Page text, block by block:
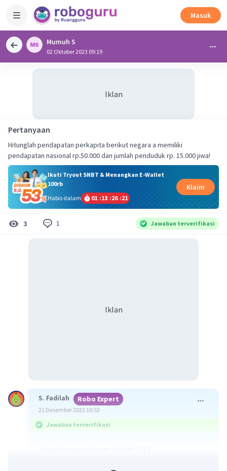
Masuk
Mumuh S
02 Oktober 2023 09:19
Iklan
Pertanyaan
Hitunglah pendapatan perkapita berikut negara a memiliki
pendapatan nasional rp.50.000 dan jumlah penduduk rp. 15.000 jiwa!
Ikuti Tryout SNBT & Menangkan E-Wallet
100rb
Habis dalam
01 :13 :26 :20
Klaim
3 1 Jawaban terverifikasi
Iklan
S. Fadilah Robo Expert
21 Desember 2023 10:53
Jawaban terverifikasi